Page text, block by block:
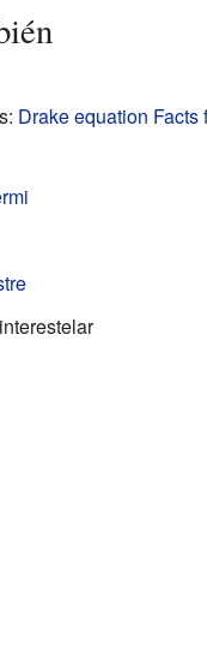
Drake equation Facts